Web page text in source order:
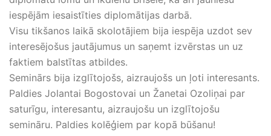
iespējām iesaistīties diplomātijas darbā.
Visu tikšanos laikā skolotājiem bija iespēja uzdot sev
interesējošus jautājumus un saņemt izvērstas un uz
faktiem balstītas atbildes.
Seminārs bija izglītojošs, aizraujošs un ļoti interesants.
Paldies Jolantai Bogostovai un Žanetai Ozoliņai par
saturīgu, interesantu, aizraujošu un izglītojošu
semināru. Paldies kolēģiem par kopā būšanu!